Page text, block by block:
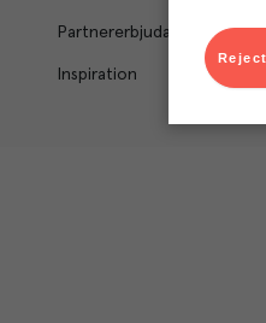
Partnererbjudanden
Inspiration